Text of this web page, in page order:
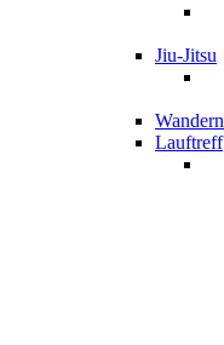
Jiu-Jitsu
Wandern
Lauftreff